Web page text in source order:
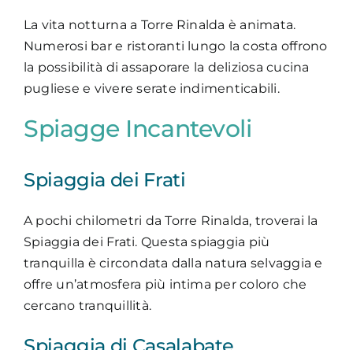
La vita notturna a Torre Rinalda è animata.
Numerosi bar e ristoranti lungo la costa offrono
la possibilità di assaporare la deliziosa cucina
pugliese e vivere serate indimenticabili.
Spiagge Incantevoli
Spiaggia dei Frati
A pochi chilometri da Torre Rinalda, troverai la
Spiaggia dei Frati. Questa spiaggia più
tranquilla è circondata dalla natura selvaggia e
offre un’atmosfera più intima per coloro che
cercano tranquillità.